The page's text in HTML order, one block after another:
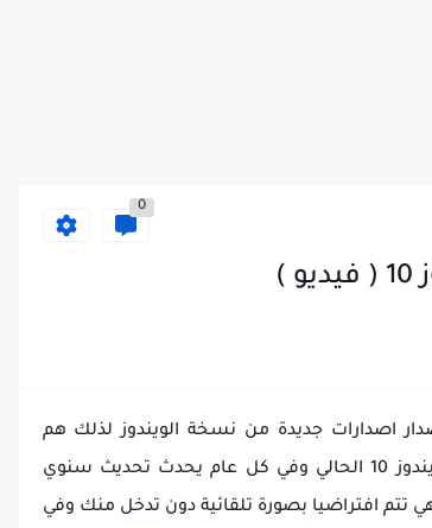
0
)
عن اصدار اصدارات جديدة من نسخة الويندوز لذلك هم
يعتمدون علي التحديثات المستمرة Updates لنظام تشغيل ويندوز 10 الحالي وفي كل عام يحدث تحديث سنوي
تتم افتراضيا بصورة تلقائية دون تدخل منك وفي